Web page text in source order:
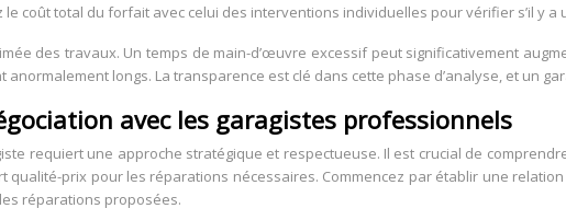
coût total du forfait avec celui des interventions individuelles pour vérifier s’il y a
des travaux. Un temps de main-d’œuvre excessif peut significativement
anormalement longs. La transparence est clé dans cette phase d’analyse, et un
avec les garagistes professionnels
requiert une approche stratégique et respectueuse. Il est crucial de
qualité-prix pour les réparations nécessaires. Commencez par établir une
réparations proposées.